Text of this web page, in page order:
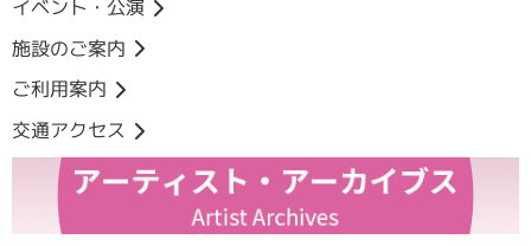
イベント・公演
施設のご案内
ご利用案内
交通アクセス